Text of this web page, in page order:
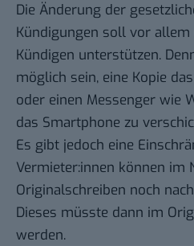
Die Änderung der
Kündigungen soll vor allem
Kündigen unterstützen.
möglich sein, eine Kopie
oder einen Messenger wie
das Smartphone zu
Es gibt jedoch eine
Vermieter:innen können im
Originalschreiben noch
Dieses müsste dann im
werden.